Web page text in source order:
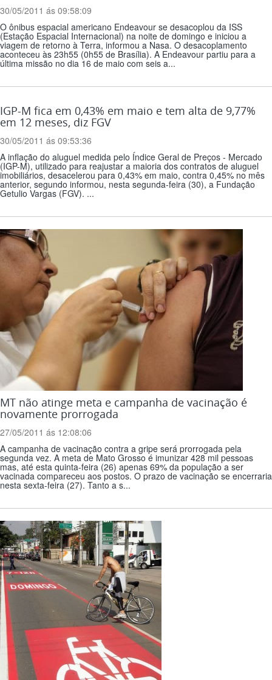
30/05/2011 ás 09:58:09
O ônibus espacial americano Endeavour se desacoplou da ISS
(Estação Espacial Internacional) na noite de domingo e iniciou a
viagem de retorno à Terra, informou a Nasa. O desacoplamento
aconteceu às 23h55 (0h55 de Brasília). A Endeavour partiu para a
última missão no dia 16 de maio com seis a...
IGP-M fica em 0,43% em maio e tem alta de 9,77%
em 12 meses, diz FGV
30/05/2011 ás 09:53:36
A inflação do aluguel medida pelo Índice Geral de Preços - Mercado
(IGP-M), utilizado para reajustar a maioria dos contratos de aluguel
imobiliários, desacelerou para 0,43% em maio, contra 0,45% no mês
anterior, segundo informou, nesta segunda-feira (30), a Fundação
Getulio Vargas (FGV). ...
MT não atinge meta e campanha de vacinação é
novamente prorrogada
27/05/2011 ás 12:08:06
A campanha de vacinação contra a gripe será prorrogada pela
segunda vez. A meta de Mato Grosso é imunizar 428 mil pessoas
mas, até esta quinta-feira (26) apenas 69% da população a ser
vacinada compareceu aos postos. O prazo de vacinação se encerraria
nesta sexta-feira (27). Tanto a s...